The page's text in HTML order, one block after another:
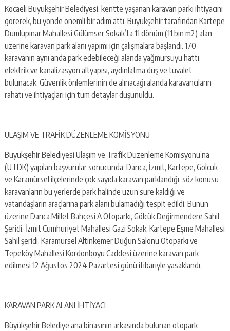
Kocaeli Büyükşehir Belediyesi, kentte yaşanan karavan parkı ihtiyacını
görerek, bu yönde önemli bir adım attı. Büyükşehir tarafından Kartepe
Dumlupınar Mahallesi Gülümser Sokak’ta 11 dönüm (11 bin m2) alan
üzerine karavan park alanı yapımı için çalışmalara başlandı. 170
karavanın aynı anda park edebileceği alanda yağmursuyu hattı,
elektrik ve kanalizasyon altyapısı, aydınlatma duş ve tuvalet
bulunacak. Güvenlik önlemlerinin de alınacağı alanda karavancıların
rahatı ve ihtiyaçları için tüm detaylar düşünüldü.
ULAŞIM VE TRAFİK DÜZENLEME KOMİSYONU
Büyükşehir Belediyesi Ulaşım ve Trafik Düzenleme Komisyonu’na
(UTDK) yapılan başvurular sonucunda; Darıca, İzmit, Kartepe, Gölcük
ve Karamürsel ilçelerinde çok sayıda karavan parklandığı, söz konusu
karavanların bu yerlerde park halinde uzun süre kaldığı ve
vatandaşların araçlarına park alanı bulamadığı tespit edildi. Bunun
üzerine Darıca Millet Bahçesi A Otoparkı, Gölcük Değirmendere Sahil
Şeridi, İzmit Cumhuriyet Mahallesi Gazi Sokak, Kartepe Eşme Mahallesi
Sahil şeridi, Karamürsel Altınkemer Düğün Salonu Otoparkı ve
Tepeköy Mahallesi Kordonboyu Caddesi üzerine karavan park
edilmesi 12 Ağustos 2024 Pazartesi günü itibariyle yasaklandı.
KARAVAN PARK ALANI İHTİYACI
Büyükşehir Belediye ana binasının arkasında bulunan otopark